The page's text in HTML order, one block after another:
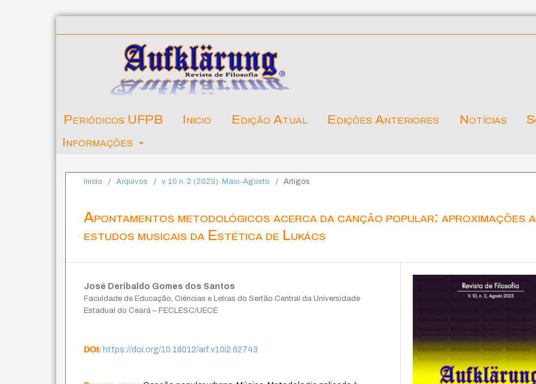
Periódicos UFPB Inicio Edição Atual Edições Anteriores Notícias
Informações
Início / Arquivos / v. 10 n. 2 (2023): Maio-Agosto / Artigos
Apontamentos metodológicos acerca da canção popular: aproximações
estudos musicais da Estética de Lukács
José Deribaldo Gomes dos Santos
Faculdade de Educação, Ciências e Letras do Sertão Central da Universidade
Estadual do Ceará – FECLESC/UECE
DOI:https://doi.org/10.18012/arf.v10i2.62743